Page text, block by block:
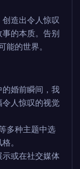
造出令人惊叹
的本质。告别
能的世界。
的婚前瞬间，我
人惊叹的视觉
多种主题中选
。
或在社交媒体